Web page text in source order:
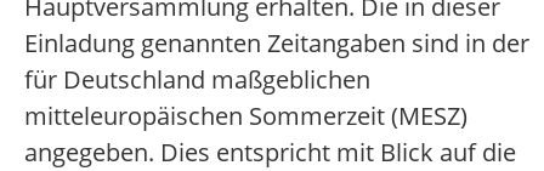
Hauptversammlung erhalten. Die in dieser
Einladung genannten Zeitangaben sind in der
für Deutschland maßgeblichen
mitteleuropäischen Sommerzeit (MESZ)
angegeben. Dies entspricht mit Blick auf die